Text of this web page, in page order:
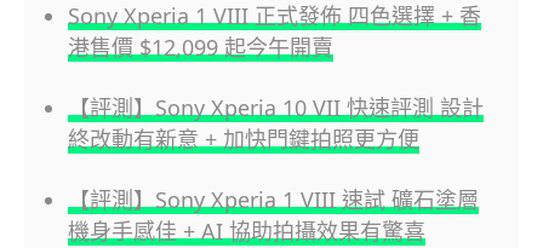
Sony Xperia 1 VIII 正式發佈 四色選擇 + 香
港售價 $12,099 起今午開賣
【評測】Sony Xperia 10 VII 快速評測 設計
終改動有新意 + 加快門鍵拍照更方便
【評測】Sony Xperia 1 VIII 速試 礦石塗層
機身手感佳 + AI 協助拍攝效果有驚喜